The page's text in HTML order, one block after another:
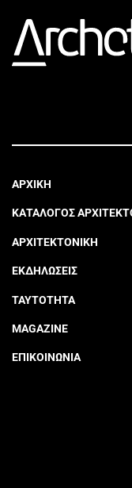
ΑΡΧΙΚΗ
ΚΑΤΑΛΟΓΟΣ
ΑΡΧΙΤΕΚΤΟΝΙΚΗ
ΕΚΔΗΛΩΣΕΙΣ
ΤΑΥΤΟΤΗΤΑ
MAGAZINE
ΕΠΙΚΟΙΝΩΝΙΑ